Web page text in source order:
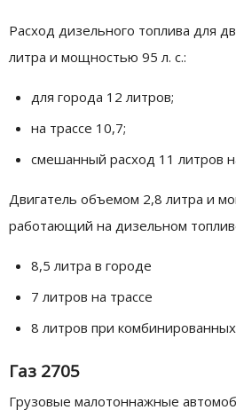
Расход дизельного топлива для
литра и мощностью 95 л. с.:
для города 12 литров;
на трассе 10,7;
смешанный расход 11 литров
Двигатель объемом 2,8 литра и
работающий на дизельном
8,5 литра в городе
7 литров на трассе
8 литров при
Газ 2705
Грузовые малотоннажные